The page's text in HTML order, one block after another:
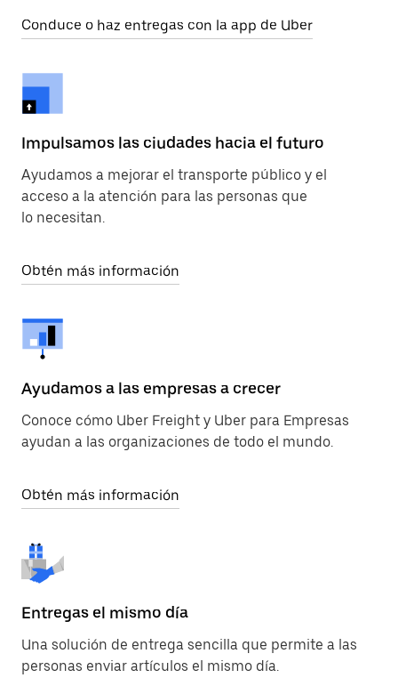
Conduce o haz entregas con la app de Uber
Impulsamos las ciudades hacia el futuro
Ayudamos a mejorar el transporte público y el
acceso a la atención para las personas que
lo necesitan.
Obtén más información
Ayudamos a las empresas a crecer
Conoce cómo Uber Freight y Uber para Empresas
ayudan a las organizaciones de todo el mundo.
Obtén más información
Entregas el mismo día
Una solución de entrega sencilla que permite a las
personas enviar artículos el mismo día.